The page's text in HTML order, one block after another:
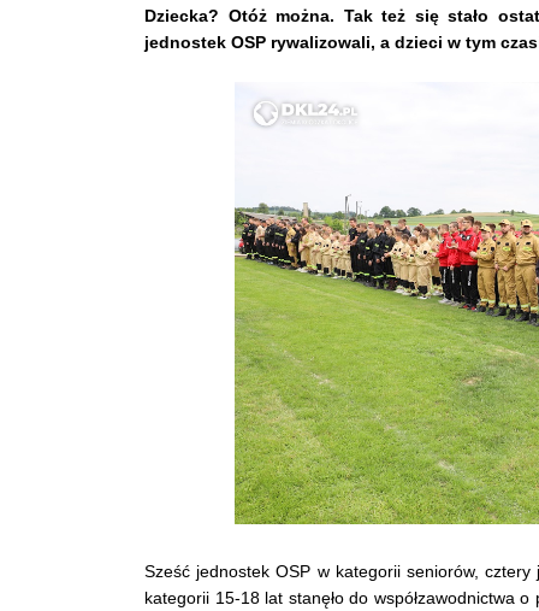
Dziecka? Otóż można. Tak też się stało
jednostek OSP rywalizowali, a dzieci w tym
Sześć jednostek OSP w kategorii seniorów,
kategorii 15-18 lat stanęło do współzawodnictwa